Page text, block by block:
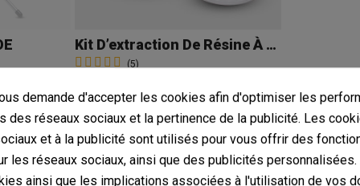
Kit D’extraction De Résine À L'eau Glacée GB
(5)
Ajouter au panier
demande d'accepter les cookies afin d'optimiser les
des réseaux sociaux et la pertinence de la publicité. Les
et à la publicité sont utilisés pour vous offrir des
les réseaux sociaux, ainsi que des publicités
ainsi que les implications associées à l'utilisation de vos